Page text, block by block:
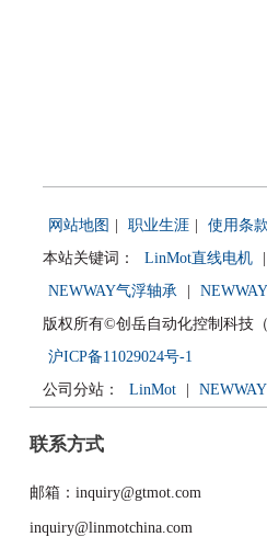
网站地图 | 职业生涯 | 使用条款
本站关键词：
LinMot直线电机 |
NEWWAY气浮轴承
|
版权所有©创岳自动化控制科技
沪ICP备11029024号-1
公司分站：
LinMot | NEWWAY
联系方式
邮箱：inquiry@gtmot.com
inquiry@linmotchina.com